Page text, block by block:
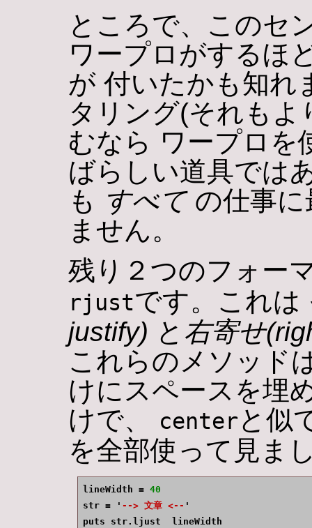
ところで、このセ
ワープロがするほ
が 付いたかも知れ
タリング(それも
むなら ワープロを
ばらしい道具では
も すべての仕事に
ません。
残り２つのフォー
rjustです。これは
justify) と 右寄せ
これらのメソッド
けにスペースを埋
けで、
centerと似
を全部使って見ま
lineWidth = 40
str = ' --> 文章 <-- '
puts str.ljust  lineWidth